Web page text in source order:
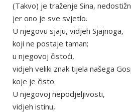
(Takvo) je traženje Sina,
jer ono je sve svjetlo.
U njegovu sjaju, vidjeh Sjajnoga,
koji ne postaje taman;
u njegovoj čistoći,
vidjeh veliki znak tijela našega
koje je čisto.
U njegovoj nepodjeljivosti,
vidjeh istinu,